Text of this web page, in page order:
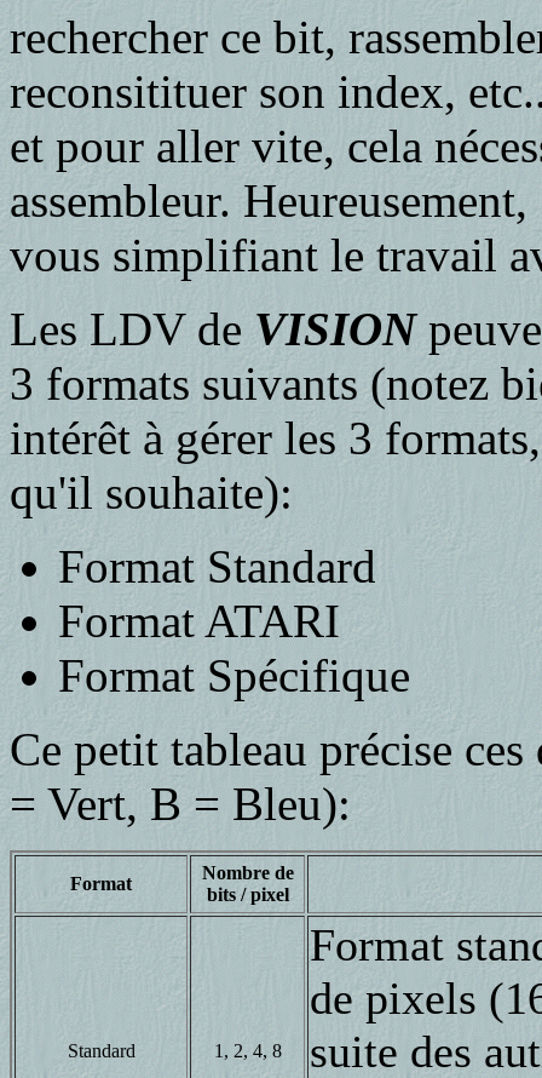
rechercher ce bit,
reconsitituer son index,
et pour aller vite, cela
assembleur. Heureusement,
vous simplifiant le travail
Les LDV deVISION
3 formats suivants (notez
intérêt à gérer les 3
qu'il souhaite):
Format Standard
Format ATARI
Format Spécifique
Ce petit tableau précise
= Vert, B = Bleu):
Format
Nombre de
bits / pixel
Standard 1, 2, 4, 8
Format
de pixels
suite des